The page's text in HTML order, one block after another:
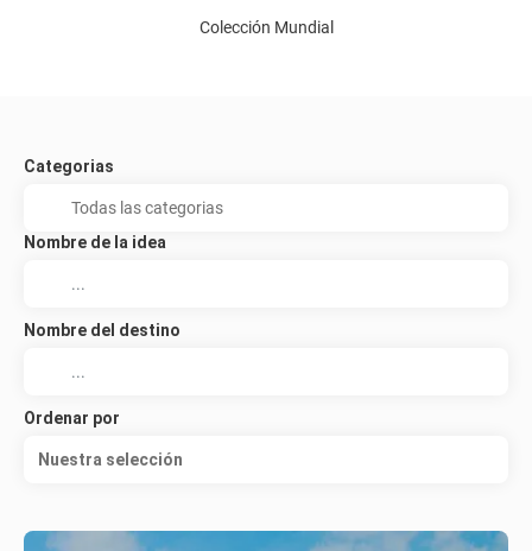
Colección Mundial
Categorias
Nombre de la idea
Nombre del destino
Ordenar por
Nuestra selección